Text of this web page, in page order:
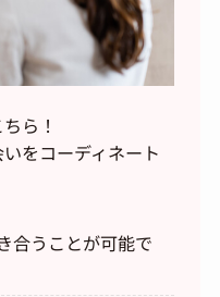
ら！
をコーディネート
合うことが可能で